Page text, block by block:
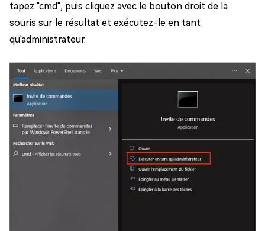
tapez "cmd", puis cliquez avec le bouton droit de la
souris sur le résultat et exécutez-le en tant
qu'administrateur.